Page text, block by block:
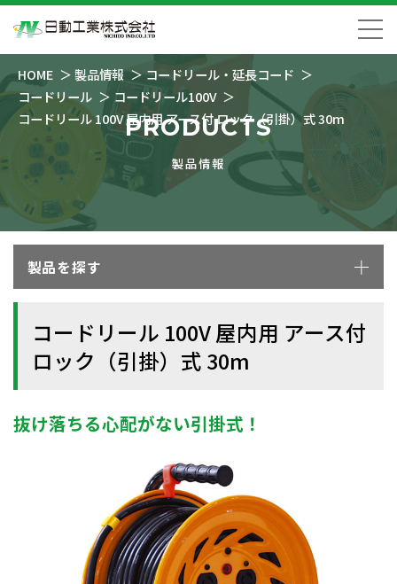
HOME 製品情報
コードリール・延長コード
コードリール
コードリール100V
コードリール 100V 屋内用 アース付 ロック（引掛）式 30m
PRODUCTS
製品情報
製品を探す
コードリール 100V 屋内用 アース付
ロック（引掛）式 30m
抜け落ちる心配がない引掛式！